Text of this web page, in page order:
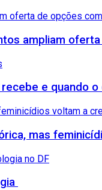
ampliam
e quando
mas